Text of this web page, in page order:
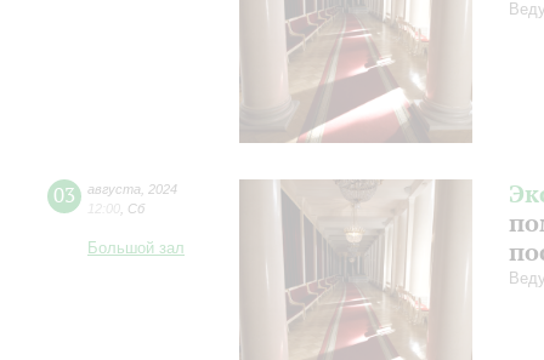
03 августа
2024
12:00 Сб
Большой зал